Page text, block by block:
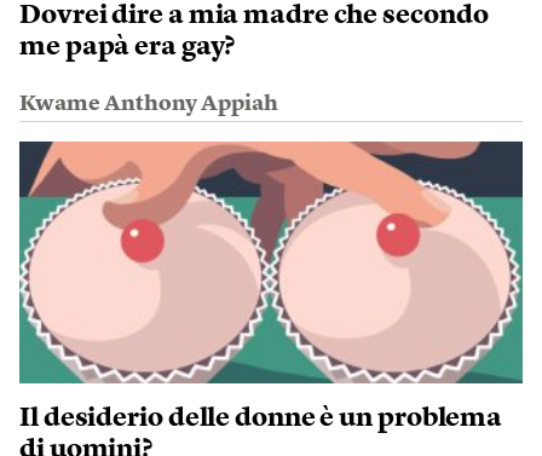
Dovrei dire a mia madre che secondo
me papà era gay?
Kwame Anthony Appiah
Il desiderio delle donne è un problema
di uomini?